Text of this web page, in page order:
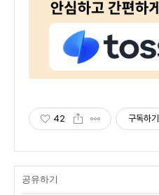
42 구독하기
공유하기